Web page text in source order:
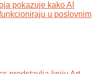
pokazuje kako AI
u poslovnim